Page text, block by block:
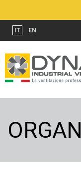
IT EN